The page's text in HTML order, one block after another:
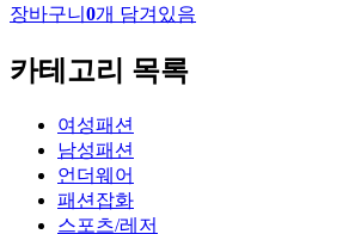
장바구니 0개 담겨있음
카테고리 목록
여성패션
남성패션
언더웨어
패션잡화
스포츠/레저